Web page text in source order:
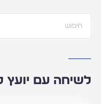
לשיחה עם יועץ